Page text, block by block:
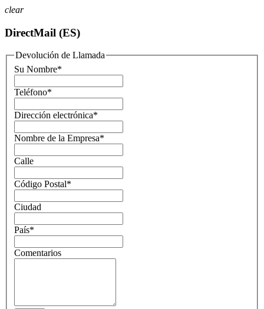
clear
DirectMail (ES)
Devolución de Llamada
Su Nombre*
Teléfono*
Dirección electrónica*
Nombre de la Empresa*
Calle
Código Postal*
Ciudad
País*
Comentarios